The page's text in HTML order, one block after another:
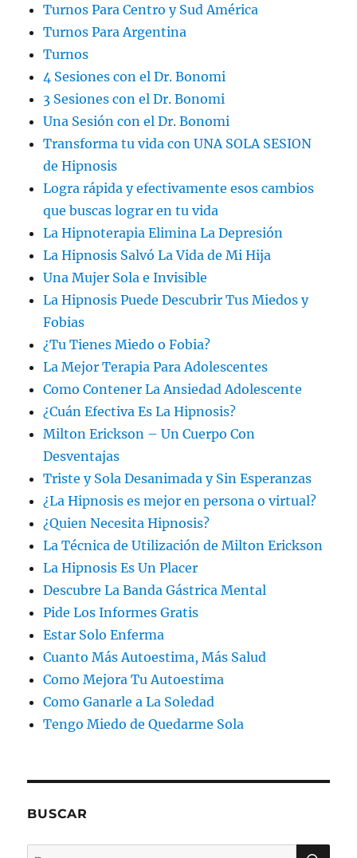
Turnos Para Centro y Sud América
Turnos Para Argentina
Turnos
4 Sesiones con el Dr. Bonomi
3 Sesiones con el Dr. Bonomi
Una Sesión con el Dr. Bonomi
Transforma tu vida con UNA SOLA SESION
de Hipnosis
Logra rápida y efectivamente esos cambios
que buscas lograr en tu vida
La Hipnoterapia Elimina La Depresión
La Hipnosis Salvó La Vida de Mi Hija
Una Mujer Sola e Invisible
La Hipnosis Puede Descubrir Tus Miedos y
Fobias
¿Tu Tienes Miedo o Fobia?
La Mejor Terapia Para Adolescentes
Como Contener La Ansiedad Adolescente
¿Cuán Efectiva Es La Hipnosis?
Milton Erickson – Un Cuerpo Con
Desventajas
Triste y Sola Desanimada y Sin Esperanzas
¿La Hipnosis es mejor en persona o virtual?
¿Quien Necesita Hipnosis?
La Técnica de Utilización de Milton Erickson
La Hipnosis Es Un Placer
Descubre La Banda Gástrica Mental
Pide Los Informes Gratis
Estar Solo Enferma
Cuanto Más Autoestima, Más Salud
Como Mejora Tu Autoestima
Como Ganarle a La Soledad
Tengo Miedo de Quedarme Sola
BUSCAR
Buscar